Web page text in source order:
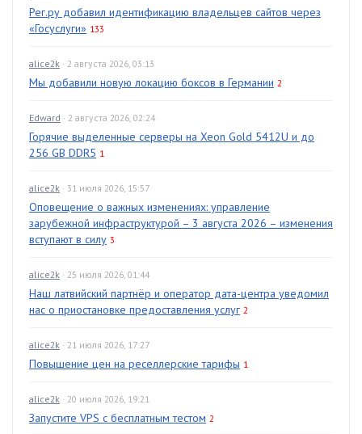
Рег.ру добавил идентификацию владельцев сайтов через
«Госуслуги» 133
alice2k · 2 августа 2026, 03:13
Мы добавили новую локацию боксов в Германии 2
Edward · 2 августа 2026, 02:24
Горячие выделенные серверы на Xeon Gold 5412U и до
256 GB DDR5 1
alice2k · 31 июля 2026, 15:57
Оповещение о важных изменениях: управление
зарубежной инфраструктурой – 3 августа 2026 – изменения
вступают в силу 3
alice2k · 25 июля 2026, 01:44
Наш латвийский партнёр и оператор дата-центра уведомил
нас о приостановке предоставления услуг 2
alice2k · 21 июля 2026, 17:27
Повышение цен на реселлерские тарифы 1
alice2k · 20 июля 2026, 19:21
Запустите VPS с бесплатным тестом 2